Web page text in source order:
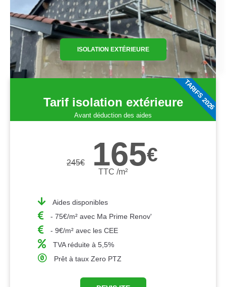
ISOLATION EXTÉRIEURE
Tarif isolation extérieure
Avant déduction des aides
245€ 165€
TTC /m²
Aides disponibles
- 75€/m² avec Ma Prime Renov'
- 9€/m² avec les CEE
TVA réduite à 5,5%
Prêt à taux Zero PTZ
TARIFS 2026